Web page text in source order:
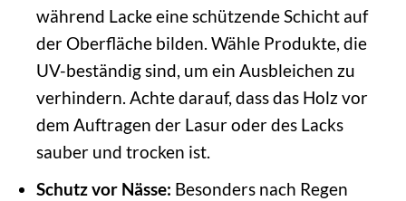
während Lacke eine schützende Schicht auf
der Oberfläche bilden. Wähle Produkte, die
UV-beständig sind, um ein Ausbleichen zu
verhindern. Achte darauf, dass das Holz vor
dem Auftragen der Lasur oder des Lacks
sauber und trocken ist.
Schutz vor Nässe: Besonders nach Regen